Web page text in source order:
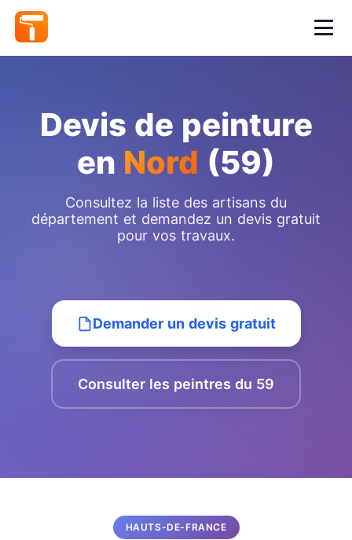
Devis de peinture
en Nord (59)
Consultez la liste des artisans du
département et demandez un devis gratuit
pour vos travaux.
Demander un devis gratuit
Consulter les peintres du 59
HAUTS-DE-FRANCE